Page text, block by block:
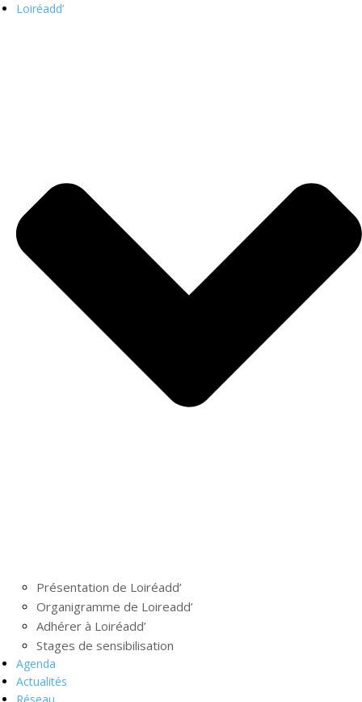
Loiréadd’
Présentation de Loiréadd’
Organigramme de Loireadd’
Adhérer à Loiréadd’
Stages de sensibilisation
Agenda
Actualités